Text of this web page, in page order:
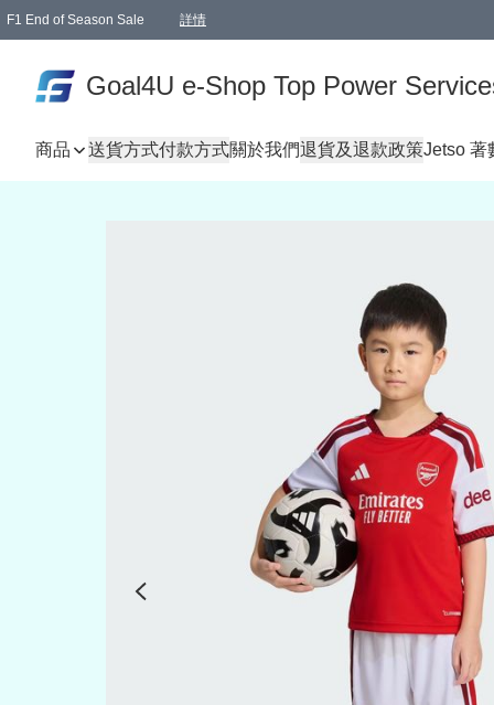
F1 End of Season Sale 詳情
Goal4U e-Shop Top Power
商品 送貨方式付款方式關於我們退貨及退款政策Jetso 著